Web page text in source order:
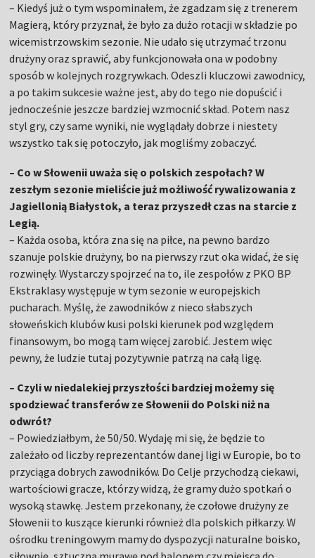
– Kiedyś już o tym wspominałem, że zgadzam się z trenerem
Magierą, który przyznał, że było za dużo rotacji w składzie po
wicemistrzowskim sezonie. Nie udało się utrzymać trzonu
drużyny oraz sprawić, aby funkcjonowała ona w podobny
sposób w kolejnych rozgrywkach. Odeszli kluczowi zawodnicy,
a po takim sukcesie ważne jest, aby do tego nie dopuścić i
jednocześnie jeszcze bardziej wzmocnić skład. Potem nasz
styl gry, czy same wyniki, nie wyglądały dobrze i niestety
wszystko tak się potoczyło, jak mogliśmy zobaczyć.
– Co w Słowenii uważa się o polskich zespołach? W
zeszłym sezonie mieliście już możliwość rywalizowania z
Jagiellonią Białystok, a teraz przyszedł czas na starcie z
Legią.
– Każda osoba, która zna się na piłce, na pewno bardzo
szanuje polskie drużyny, bo na pierwszy rzut oka widać, że się
rozwinęły. Wystarczy spojrzeć na to, ile zespołów z PKO BP
Ekstraklasy występuje w tym sezonie w europejskich
pucharach. Myślę, że zawodników z nieco słabszych
słoweńskich klubów kusi polski kierunek pod względem
finansowym, bo mogą tam więcej zarobić. Jestem więc
pewny, że ludzie tutaj pozytywnie patrzą na całą ligę.
– Czyli w niedalekiej przyszłości bardziej możemy się
spodziewać transferów ze Słowenii do Polski niż na
odwrót?
– Powiedziałbym, że 50/50. Wydaję mi się, że będzie to
zależało od liczby reprezentantów danej ligi w Europie, bo to
przyciąga dobrych zawodników. Do Celje przychodzą ciekawi,
wartościowi gracze, którzy widzą, że gramy dużo spotkań o
wysoką stawkę. Jestem przekonany, że czołowe drużyny ze
Słowenii to kuszące kierunki również dla polskich piłkarzy. W
ośrodku treningowym mamy do dyspozycji naturalne boisko,